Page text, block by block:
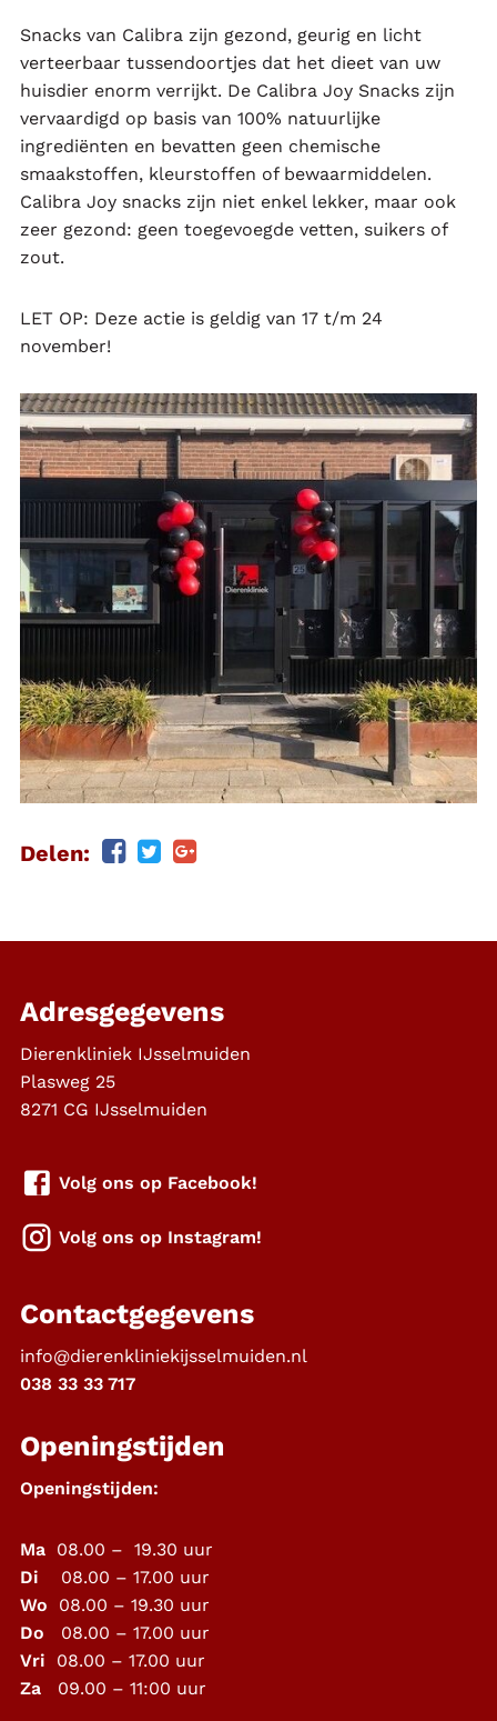
Snacks van Calibra zijn gezond, geurig en licht
verteerbaar tussendoortjes dat het dieet van uw
huisdier enorm verrijkt. De Calibra Joy Snacks zijn
vervaardigd op basis van 100% natuurlijke
ingrediënten en bevatten geen chemische
smaakstoffen, kleurstoffen of bewaarmiddelen.
Calibra Joy snacks zijn niet enkel lekker, maar ook
zeer gezond: geen toegevoegde vetten, suikers of
zout.
LET OP: Deze actie is geldig van 17 t/m 24
november!
Delen:
Adresgegevens
Dierenkliniek IJsselmuiden
Plasweg 25
8271 CG IJsselmuiden
Volg ons op Facebook!
Volg ons op Instagram!
Contactgegevens
info@dierenkliniekijsselmuiden.nl
038 33 33 717
Openingstijden
Openingstijden:
Ma 08.00 – 19.30 uur
Di 08.00 – 17.00 uur
Wo
08.00 – 19.30 uur
Do 08.00 – 17.00 uur
Vri 08.00 – 17.00 uur
Za 09.00 – 11:00 uur